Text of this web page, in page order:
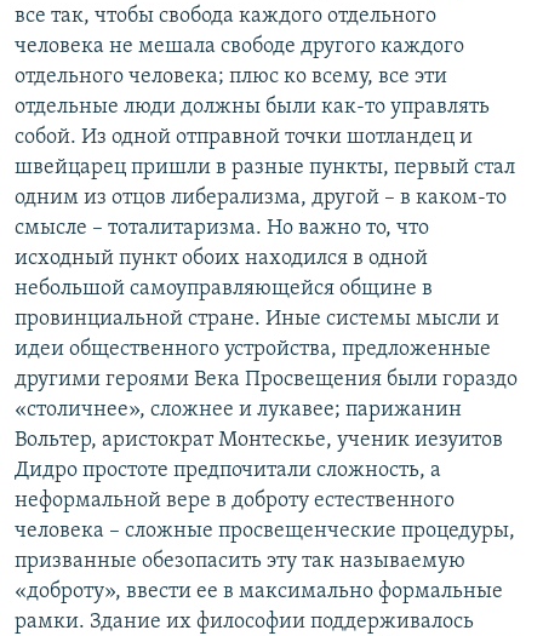
все так, чтобы свобода каждого отдельного
человека не мешала свободе другого каждого
отдельного человека; плюс ко всему, все эти
отдельные люди должны были как-то управлять
собой. Из одной отправной точки шотландец и
швейцарец пришли в разные пункты, первый стал
одним из отцов либерализма, другой – в каком-то
смысле – тоталитаризма. Но важно то, что
исходный пункт обоих находился в одной
небольшой самоуправляющейся общине в
провинциальной стране. Иные системы мысли и
идеи общественного устройства, предложенные
другими героями Века Просвещения были гораздо
«столичнее», сложнее и лукавее; парижанин
Вольтер, аристократ Монтескье, ученик иезуитов
Дидро простоте предпочитали сложность, а
неформальной вере в доброту естественного
человека – сложные просвещенческие процедуры,
призванные обезопасить эту так называемую
«доброту», ввести ее в максимально формальные
рамки. Здание их философии поддерживалось